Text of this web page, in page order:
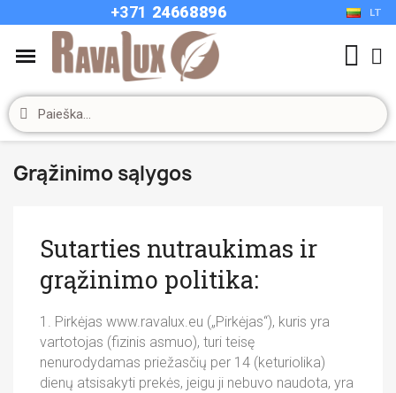
+371 24668896 LT
Grąžinimo sąlygos
Sutarties nutraukimas ir
grąžinimo politika:
1. Pirkėjas www.ravalux.eu („Pirkėjas“), kuris yra
vartotojas (fizinis asmuo), turi teisę
nenurodydamas priežasčių per 14 (keturiolika)
dienų atsisakyti prekės, jeigu ji nebuvo naudota, yra